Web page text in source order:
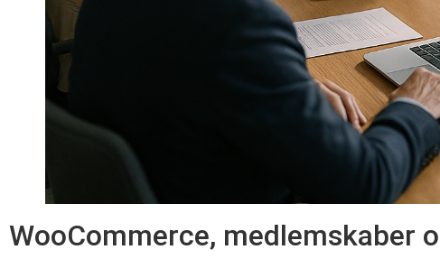
WooCommerce, medlemskaber